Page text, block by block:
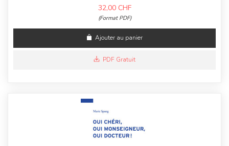
32,00 CHF
(Format PDF)
Ajouter au panier
PDF Gratuit